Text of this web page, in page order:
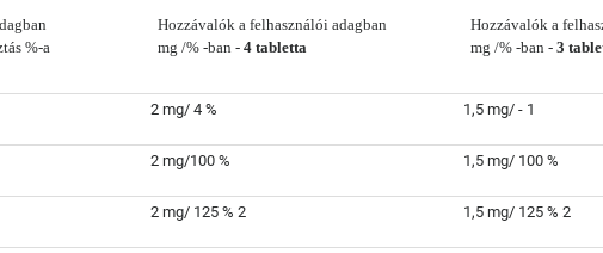
%-a
  Hozzávalók a felhasználói adagban
  mg /% -ban -
4 tabletta
Hozzávalók a
  mg /% -ban -
3
2 mg/ 4 % 1,5 mg/ - 1
2 mg/100 % 1,5 mg/ 100 %
2 mg/ 125 % 2 1,5 mg/ 125 % 2